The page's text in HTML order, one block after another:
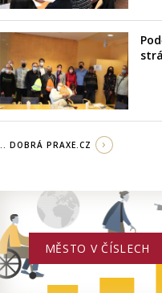
.. DOBRÁ PRAXE.CZ
MĚSTO V ČÍSLECH